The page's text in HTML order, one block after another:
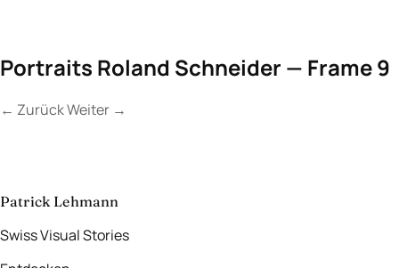
Portraits Roland Schneider — Frame 9
← ZurückWeiter →
aufnehmen→
Patrick Lehmann
Swiss Visual Stories